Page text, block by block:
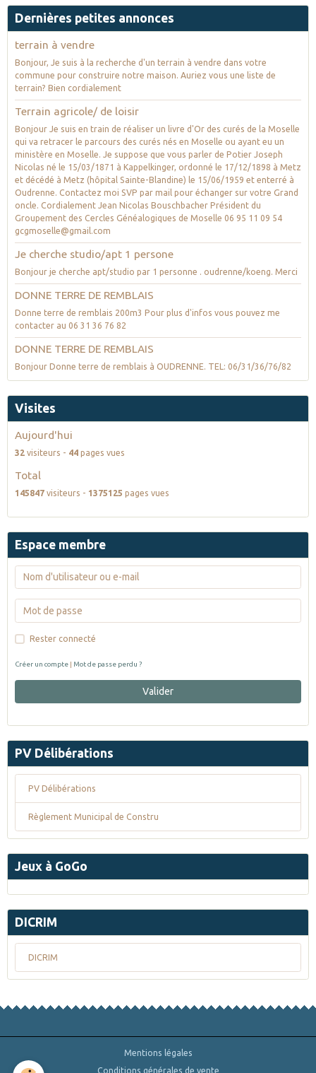
Dernières petites annonces
terrain à vendre
Bonjour, Je suis à la recherche d'un terrain à vendre dans votre
commune pour construire notre maison. Auriez vous une liste de
terrain? Bien cordialement
Terrain agricole/ de loisir
Bonjour Je suis en train de réaliser un livre d'Or des curés de la Moselle
qui va retracer le parcours des curés nés en Moselle ou ayant eu un
ministère en Moselle. Je suppose que vous parler de Potier Joseph
Nicolas né le 15/03/1871 à Kappelkinger, ordonné le 17/12/1898 à Metz
et décédé à Metz (hôpital Sainte-Blandine) le 15/06/1959 et enterré à
Oudrenne. Contactez moi SVP par mail pour échanger sur votre Grand
oncle. Cordialement Jean Nicolas Bouschbacher Président du
Groupement des Cercles Généalogiques de Moselle 06 95 11 09 54
gcgmoselle@gmail.com
Je cherche studio/apt 1 persone
Bonjour je cherche apt/studio par 1 personne . oudrenne/koeng. Merci
DONNE TERRE DE REMBLAIS
Donne terre de remblais 200m3 Pour plus d'infos vous pouvez me
contacter au 06 31 36 76 82
DONNE TERRE DE REMBLAIS
Bonjour Donne terre de remblais à OUDRENNE. TEL: 06/31/36/76/82
Visites
Aujourd'hui
32 visiteurs - 44 pages vues
Total
145847 visiteurs - 1375125 pages vues
Espace membre
Rester connecté
Créer un compte | Mot de passe perdu ?
Valider
PV Délibérations
PV Délibérations
Règlement Municipal de Constru
Jeux à GoGo
DICRIM
DICRIM
Mentions légales
Conditions générales de vente